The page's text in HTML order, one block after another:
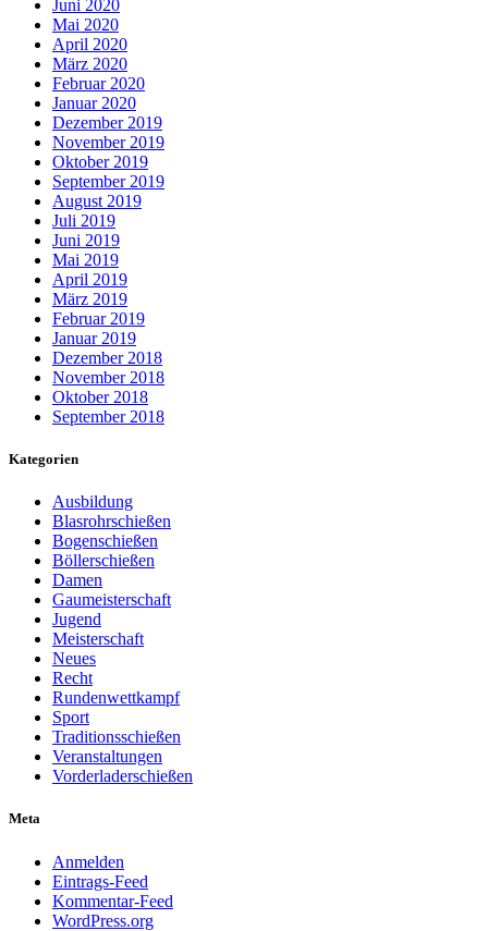
Juni 2020
Mai 2020
April 2020
März 2020
Februar 2020
Januar 2020
Dezember 2019
November 2019
Oktober 2019
September 2019
August 2019
Juli 2019
Juni 2019
Mai 2019
April 2019
März 2019
Februar 2019
Januar 2019
Dezember 2018
November 2018
Oktober 2018
September 2018
Kategorien
Ausbildung
Blasrohrschießen
Bogenschießen
Böllerschießen
Damen
Gaumeisterschaft
Jugend
Meisterschaft
Neues
Recht
Rundenwettkampf
Sport
Traditionsschießen
Veranstaltungen
Vorderladerschießen
Meta
Anmelden
Eintrags-Feed
Kommentar-Feed
WordPress.org